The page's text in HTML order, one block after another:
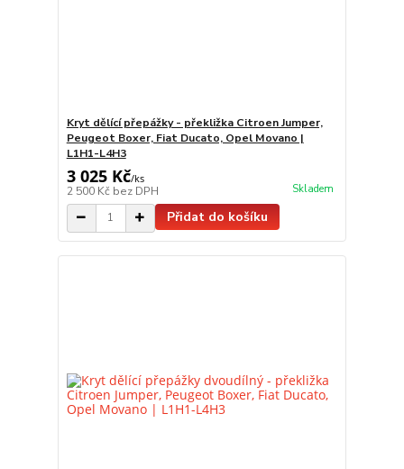
Kryt dělící přepážky - překližka Citroen Jumper,
Peugeot Boxer, Fiat Ducato, Opel Movano |
L1H1-L4H3
3 025 Kč/ks
2 500 Kč bez DPH Skladem
Přidat do košíku